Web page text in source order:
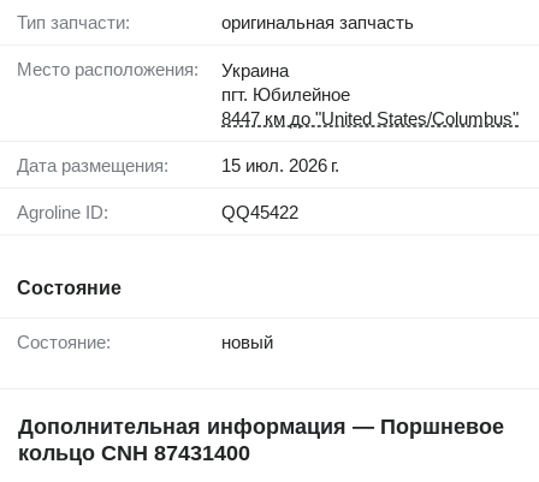
Тип запчасти: оригинальная запчасть
Место расположения:
Украина
пгт. Юбилейное
8447 км до "United States/Columbus"
Дата размещения: 15 июл. 2026 г.
Agroline ID: QQ45422
Состояние
Состояние: новый
Дополнительная информация — Поршневое
кольцо CNH 87431400